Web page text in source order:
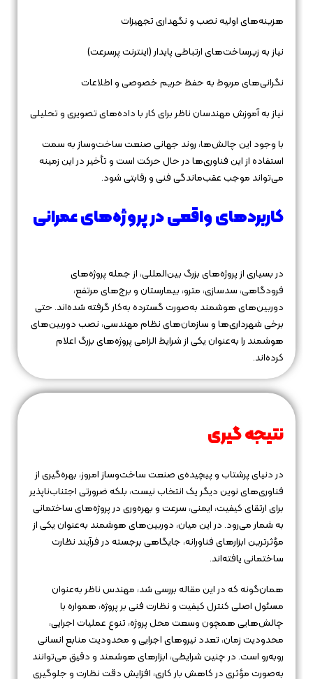
هزینه‌های اولیه نصب و نگهداری تجهیزات
نیاز به زیرساخت‌های ارتباطی پایدار (اینترنت پرسرعت)
نگرانی‌های مربوط به حفظ حریم خصوصی و اطلاعات
نیاز به آموزش مهندسان ناظر برای کار با داده‌های تصویری و تحلیلی
با وجود این چالش‌ها، روند جهانی صنعت ساخت‌وساز به سمت
استفاده از این فناوری‌ها در حال حرکت است و تأخیر در این زمینه
می‌تواند موجب عقب‌ماندگی فنی و رقابتی شود.
کاربردهای واقعی در پروژه‌های عمرانی
در بسیاری از پروژه‌های بزرگ بین‌المللی، از جمله پروژه‌های
فرودگاهی، سدسازی، مترو، بیمارستان و برج‌های مرتفع،
دوربین‌های هوشمند به‌صورت گسترده به‌کار گرفته شده‌اند. حتی
برخی شهرداری‌ها و سازمان‌های نظام مهندسی، نصب دوربین‌های
هوشمند را به‌عنوان یکی از شرایط الزامی پروژه‌های بزرگ اعلام
کرده‌اند.
نتیجه‌ گیری
در دنیای پرشتاب و پیچیده‌ی صنعت ساخت‌وساز امروز، بهره‌گیری از
فناوری‌های نوین دیگر یک انتخاب نیست، بلکه ضرورتی اجتناب‌ناپذیر
برای ارتقای کیفیت، ایمنی، سرعت و بهره‌وری در پروژه‌های ساختمانی
به شمار می‌رود. در این میان، دوربین‌های هوشمند به‌عنوان یکی از
مؤثرترین ابزارهای فناورانه، جایگاهی برجسته در فرآیند نظارت
ساختمانی یافته‌اند.
همان‌گونه که در این مقاله بررسی شد، مهندس ناظر به‌عنوان
مسئول اصلی کنترل کیفیت و نظارت فنی بر پروژه، همواره با
چالش‌هایی همچون وسعت محل پروژه، تنوع عملیات اجرایی،
محدودیت زمان، تعدد نیروهای اجرایی و محدودیت منابع انسانی
روبه‌رو است. در چنین شرایطی، ابزارهای هوشمند و دقیق می‌توانند
به‌صورت مؤثری در کاهش بار کاری، افزایش دقت نظارت و جلوگیری